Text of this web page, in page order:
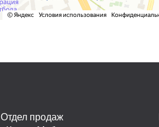
Отдел продаж